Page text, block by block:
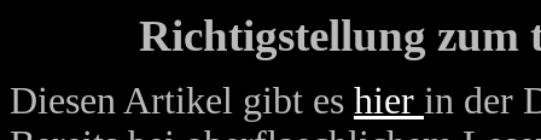
Richtigstellung zum
Diesen Artikel gibt es hier in der